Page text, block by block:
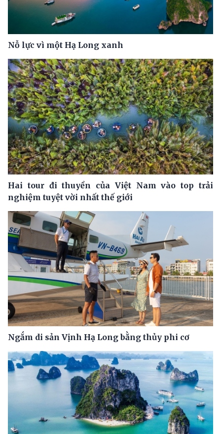
Nỗ lực vì một Hạ Long xanh
Hai tour đi thuyền của Việt Nam vào top trải
nghiệm tuyệt vời nhất thế giới
Ngắm di sản Vịnh Hạ Long bằng thủy phi cơ